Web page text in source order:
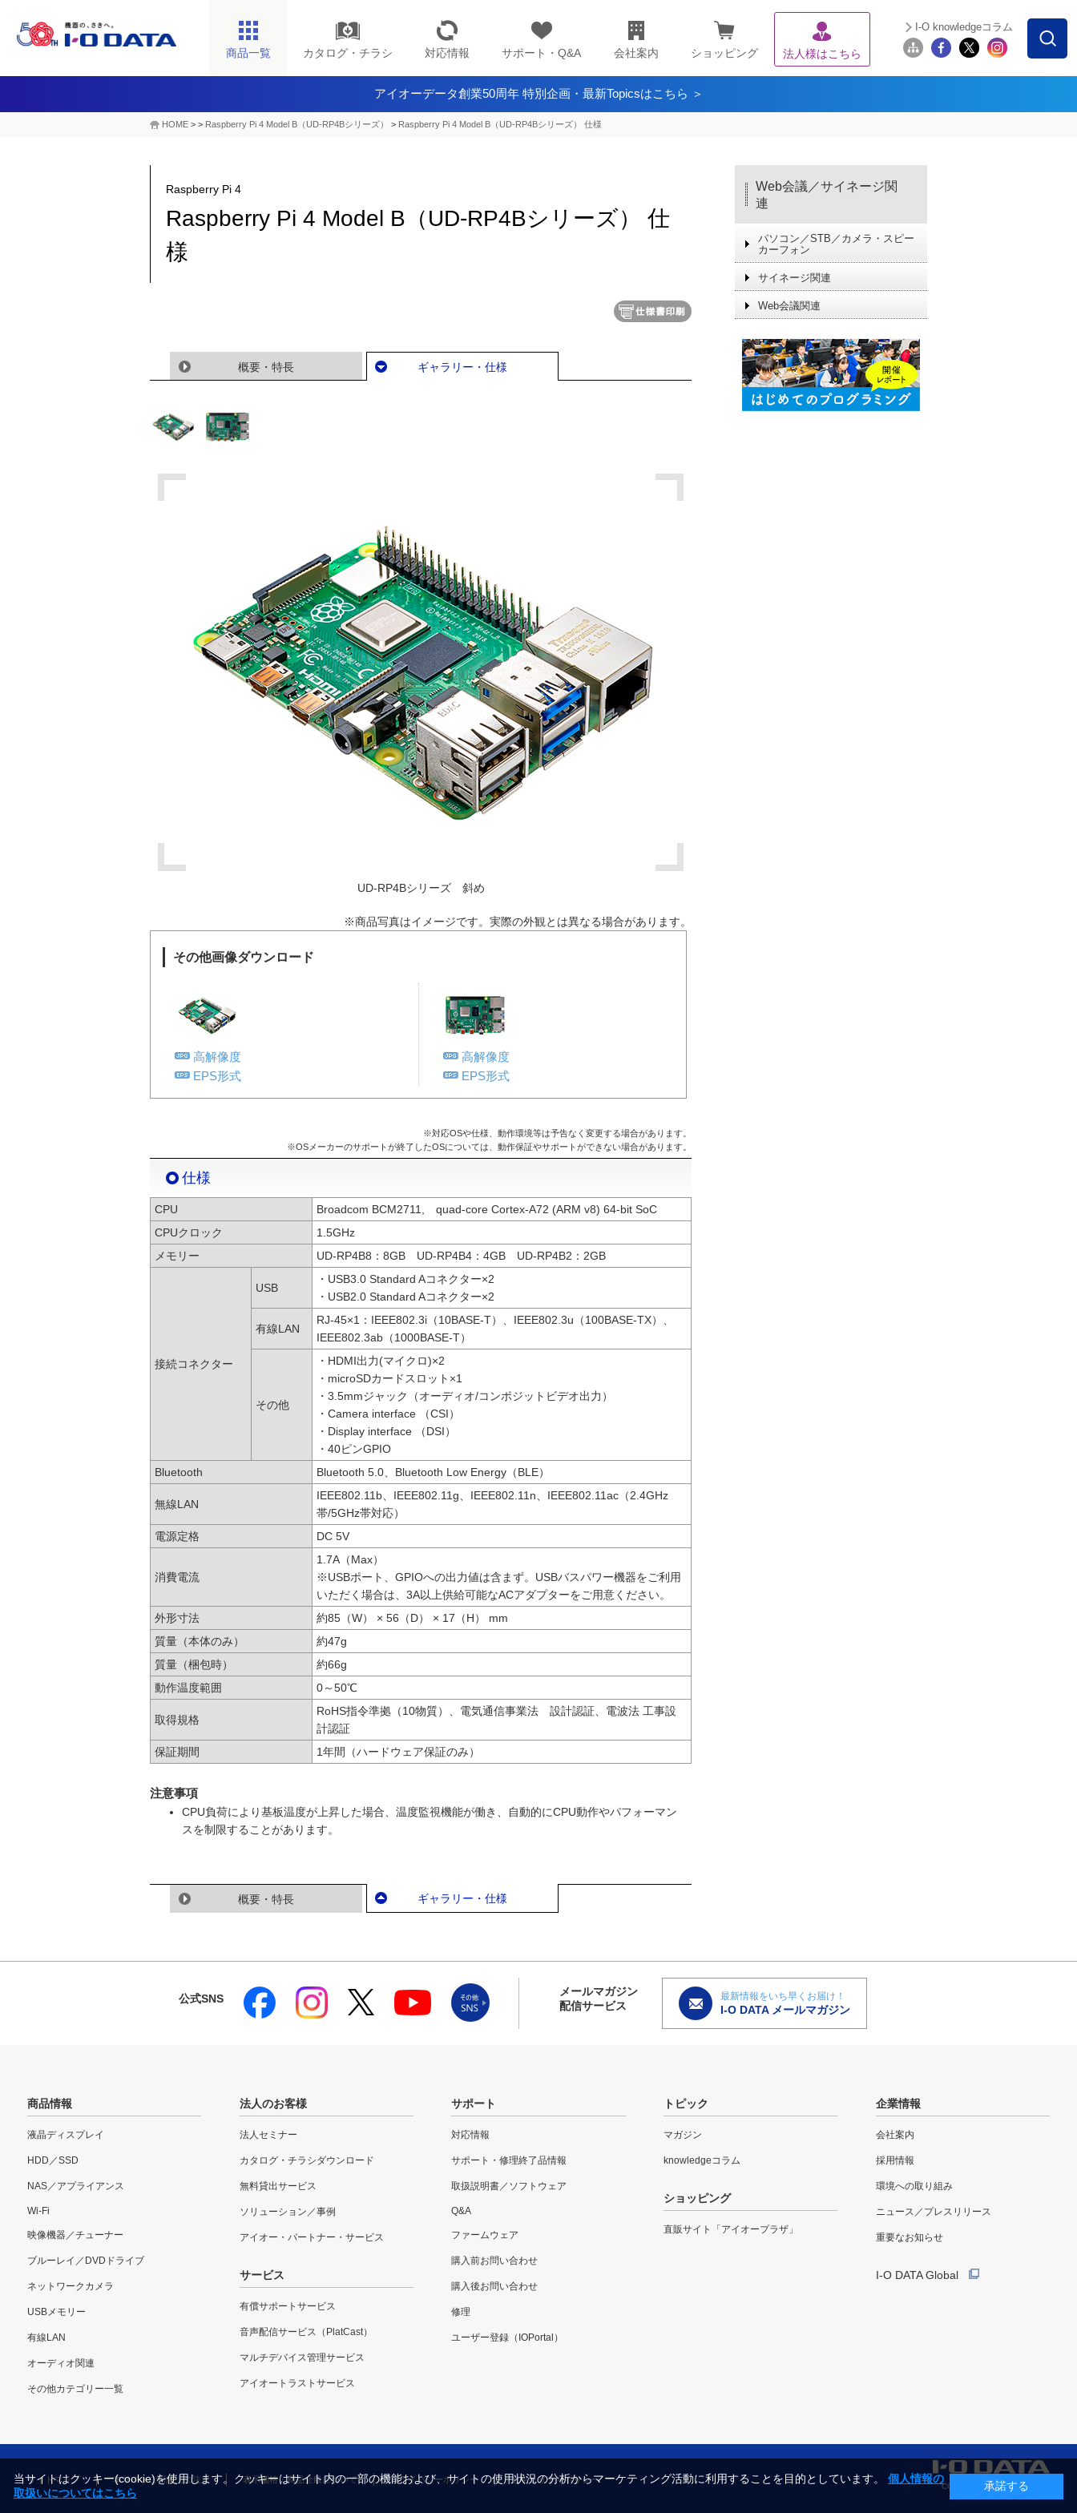
商品一覧 カタログ・チラシ 対応情報 サポート・Q&A 会社案内 ショッピング 法人様はこちら
I-O knowledgeコラム
アイオーデータ創業50周年 特別企画・最新Topicsはこちら ＞
HOME > > Raspberry Pi 4 Model B（UD-RP4Bシリーズ） > Raspberry Pi 4 Model B（UD-RP4Bシリーズ） 仕様
Raspberry Pi 4
Raspberry Pi 4 Model B（UD-RP4Bシリーズ） 仕
様
概要・特長 ギャラリー・仕様
UD-RP4Bシリーズ 斜め
※商品写真はイメージです。実際の外観とは異なる場合があります。
その他画像ダウンロード
高解像度
EPS形式
高解像度
EPS形式
※対応OSや仕様、動作環境等は予告なく変更する場合があります。
※OSメーカーのサポートが終了したOSについては、動作保証やサポートができない場合があります。
仕様
CPU
Broadcom BCM2711, quad-core Cortex-A72 (ARM v8) 64-bit SoC
CPUクロック
1.5GHz
メモリー
UD-RP4B8：8GB UD-RP4B4：4GB UD-RP4B2：2GB
接続コネクター
USB
・USB3.0 Standard Aコネクター×2
・USB2.0 Standard Aコネクター×2
有線LAN
RJ-45×1：IEEE802.3i（10BASE-T）、IEEE802.3u（100BASE-TX）、
IEEE802.3ab（1000BASE-T）
その他
・HDMI出力(マイクロ)×2
・microSDカードスロット×1
・3.5mmジャック（オーディオ/コンポジットビデオ出力）
・Camera interface （CSI）
・Display interface （DSI）
・40ピンGPIO
Bluetooth
Bluetooth 5.0、Bluetooth Low Energy（BLE）
無線LAN
IEEE802.11b、IEEE802.11g、IEEE802.11n、IEEE802.11ac（2.4GHz
帯/5GHz帯対応）
電源定格
DC 5V
消費電流
1.7A（Max）
※USBポート、GPIOへの出力値は含まず。USBバスパワー機器をご利用
いただく場合は、3A以上供給可能なACアダプターをご用意ください。
外形寸法
約85（W） × 56（D） × 17（H） mm
質量（本体のみ）
約47g
質量（梱包時）
約66g
動作温度範囲
0～50℃
取得規格
RoHS指令準拠（10物質）、電気通信事業法 設計認証、電波法 工事設
計認証
保証期間
1年間（ハードウェア保証のみ）
注意事項
CPU負荷により基板温度が上昇した場合、温度監視機能が働き、自動的にCPU動作やパフォーマン
スを制限することがあります。
概要・特長 ギャラリー・仕様
Web会議／サイネージ関
連
パソコン／STB／カメラ・スピー
カーフォン
サイネージ関連
Web会議関連
公式SNS
メールマガジン
配信サービス
最新情報をいち早くお届け！
I-O DATA メールマガジン
商品情報
液晶ディスプレイ
HDD／SSD
NAS／アプライアンス
Wi-Fi
映像機器／チューナー
ブルーレイ／DVDドライブ
ネットワークカメラ
USBメモリー
有線LAN
オーディオ関連
その他カテゴリー一覧
法人のお客様
法人セミナー
カタログ・チラシダウンロード
無料貸出サービス
ソリューション／事例
アイオー・パートナー・サービス
サービス
有償サポートサービス
音声配信サービス（PlatCast）
マルチデバイス管理サービス
アイオートラストサービス
サポート
対応情報
サポート・修理終了品情報
取扱説明書／ソフトウェア
Q&A
ファームウェア
購入前お問い合わせ
購入後お問い合わせ
修理
ユーザー登録（IOPortal）
トピック
マガジン
knowledgeコラム
ショッピング
直販サイト「アイオープラザ」
企業情報
会社案内
採用情報
環境への取り組み
ニュース／プレスリリース
重要なお知らせ
I-O DATA Global
サイトマップ 本サイトご利用上の注意 表示価格・商品全般について プライバシーポリシー セキュリティポリシー
COPYRIGHT©I-O DATA, INC.
当サイトはクッキー(cookie)を使用します。クッキーはサイト内の一部の機能および、サイトの使用状況の分析からマーケティング活動に利用することを目的としています。
個人情報の
取扱いについてはこちら
承諾する